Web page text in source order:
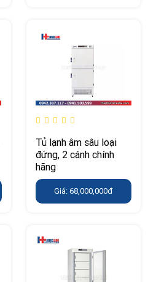
Tủ lạnh âm sâu loại
đứng, 2 cánh chính
hãng
Giá: 68,000,000đ